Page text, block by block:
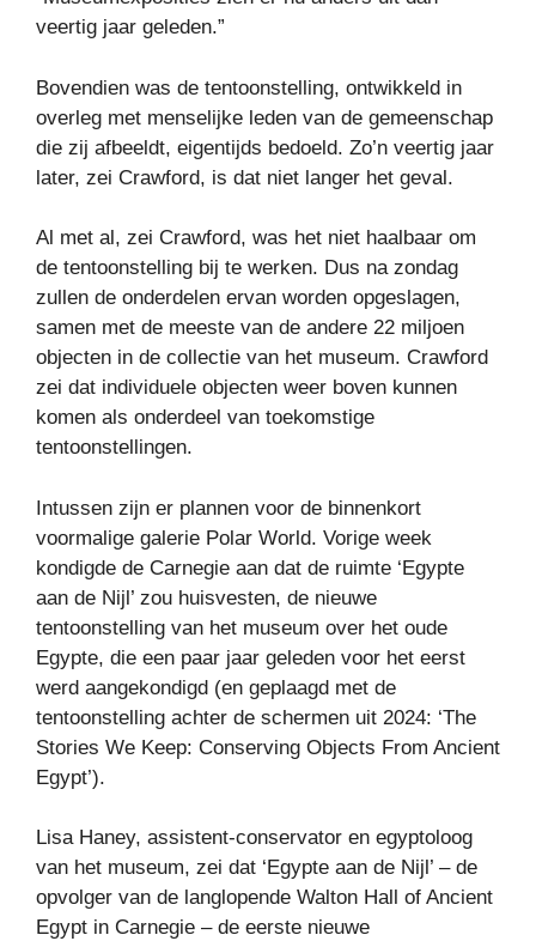
veertig jaar geleden.”
Bovendien was de tentoonstelling, ontwikkeld in
overleg met menselijke leden van de gemeenschap
die zij afbeeldt, eigentijds bedoeld. Zo’n veertig jaar
later, zei Crawford, is dat niet langer het geval.
Al met al, zei Crawford, was het niet haalbaar om
de tentoonstelling bij te werken. Dus na zondag
zullen de onderdelen ervan worden opgeslagen,
samen met de meeste van de andere 22 miljoen
objecten in de collectie van het museum. Crawford
zei dat individuele objecten weer boven kunnen
komen als onderdeel van toekomstige
tentoonstellingen.
Intussen zijn er plannen voor de binnenkort
voormalige galerie Polar World. Vorige week
kondigde de Carnegie aan dat de ruimte ‘Egypte
aan de Nijl’ zou huisvesten, de nieuwe
tentoonstelling van het museum over het oude
Egypte, die een paar jaar geleden voor het eerst
werd aangekondigd (en geplaagd met de
tentoonstelling achter de schermen uit 2024: ‘The
Stories We Keep: Conserving Objects From Ancient
Egypt’).
Lisa Haney, assistent-conservator en egyptoloog
van het museum, zei dat ‘Egypte aan de Nijl’ – de
opvolger van de langlopende Walton Hall of Ancient
Egypt in Carnegie – de eerste nieuwe